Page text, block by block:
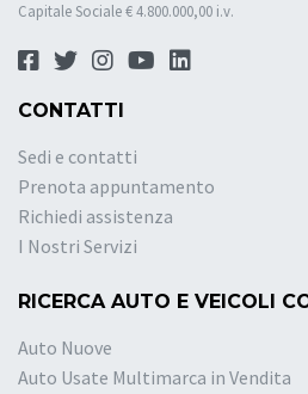
Capitale Sociale € 4.800.000,00 i.v.
CONTATTI
Sedi e contatti
Prenota appuntamento
Richiedi assistenza
I Nostri Servizi
RICERCA AUTO E VEICOLI
Auto Nuove
Auto Usate Multimarca in Vendita